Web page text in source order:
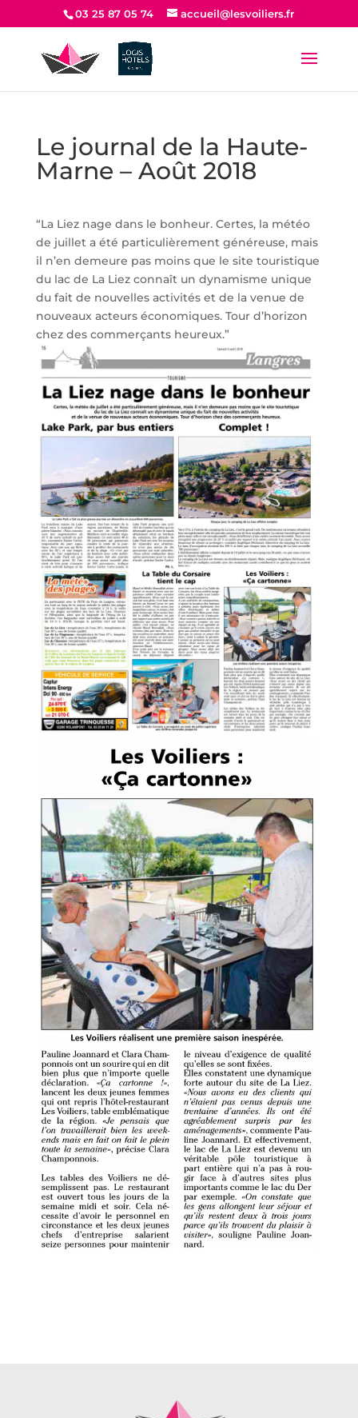
03 25 87 05 74 accueil@lesvoiliers.fr
Le journal de la Haute-
Marne – Août 2018
“La Liez nage dans le bonheur. Certes, la météo
de juillet a été particulièrement généreuse, mais
il n’en demeure pas moins que le site touristique
du lac de La Liez connaît un dynamisme unique
du fait de nouvelles activités et de la venue de
nouveaux acteurs économiques. Tour d’horizon
chez des commerçants heureux.”